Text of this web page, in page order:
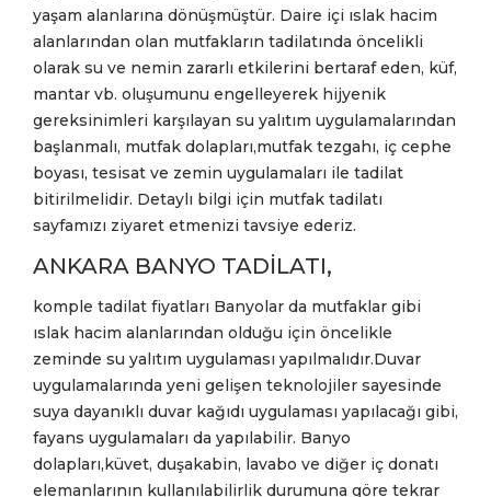
yaşam alanlarına dönüşmüştür. Daire içi ıslak hacim
alanlarından olan mutfakların tadilatında öncelikli
olarak su ve nemin zararlı etkilerini bertaraf eden, küf,
mantar vb. oluşumunu engelleyerek hijyenik
gereksinimleri karşılayan su yalıtım uygulamalarından
başlanmalı, mutfak dolapları,mutfak tezgahı, iç cephe
boyası, tesisat ve zemin uygulamaları ile tadilat
bitirilmelidir. Detaylı bilgi için mutfak tadilatı
sayfamızı ziyaret etmenizi tavsiye ederiz.
ANKARA BANYO TADİLATI,
komple tadilat fiyatları Banyolar da mutfaklar gibi
ıslak hacim alanlarından olduğu için öncelikle
zeminde su yalıtım uygulaması yapılmalıdır.Duvar
uygulamalarında yeni gelişen teknolojiler sayesinde
suya dayanıklı duvar kağıdı uygulaması yapılacağı gibi,
fayans uygulamaları da yapılabilir. Banyo
dolapları,küvet, duşakabin, lavabo ve diğer iç donatı
elemanlarının kullanılabilirlik durumuna göre tekrar